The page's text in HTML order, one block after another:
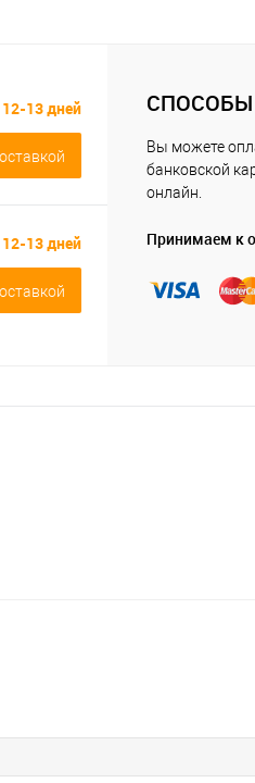
12-13 дней
12-13 дней
Вы можете
банковской
онлайн.
Принимаем к